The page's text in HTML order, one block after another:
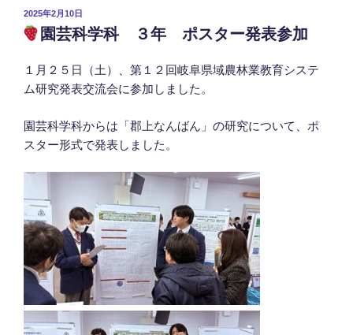
投
稿
日:
2025年2月10日
園芸科学科 ３年 ポスター発表参加
１月２５日（土）、第１２回岐阜県域農林業教育システ
ム研究発表交流会に参加しました。
園芸科学科からは「郡上なんばん」の研究について、ポ
スター形式で発表しました。